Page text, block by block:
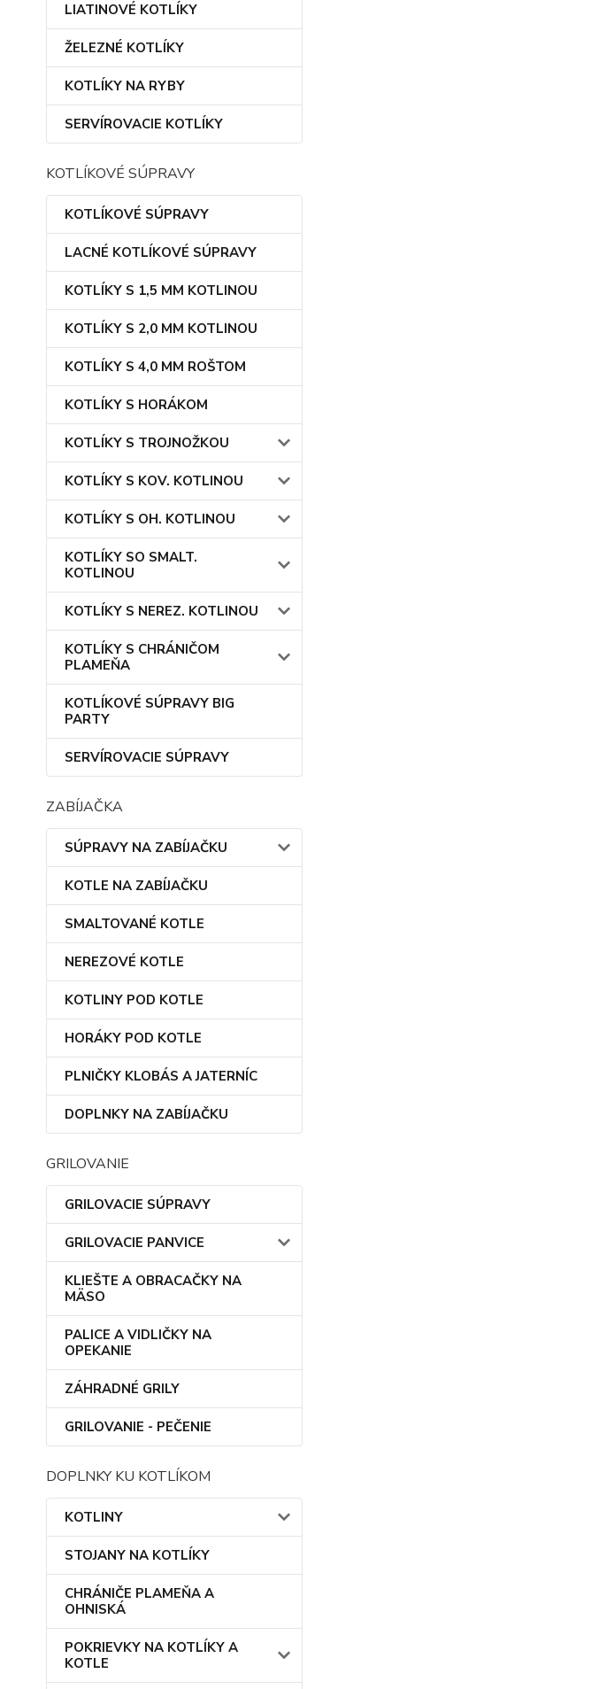
LIATINOVÉ KOTLÍKY
ŽELEZNÉ KOTLÍKY
KOTLÍKY NA RYBY
SERVÍROVACIE KOTLÍKY
KOTLÍKOVÉ SÚPRAVY
KOTLÍKOVÉ SÚPRAVY
LACNÉ KOTLÍKOVÉ SÚPRAVY
KOTLÍKY S 1,5 MM KOTLINOU
KOTLÍKY S 2,0 MM KOTLINOU
KOTLÍKY S 4,0 MM ROŠTOM
KOTLÍKY S HORÁKOM
KOTLÍKY S TROJNOŽKOU
KOTLÍKY S KOV. KOTLINOU
KOTLÍKY S OH. KOTLINOU
KOTLÍKY SO SMALT.
KOTLINOU
KOTLÍKY S NEREZ. KOTLINOU
KOTLÍKY S CHRÁNIČOM
PLAMEŇA
KOTLÍKOVÉ SÚPRAVY BIG
PARTY
SERVÍROVACIE SÚPRAVY
ZABÍJAČKA
SÚPRAVY NA ZABÍJAČKU
KOTLE NA ZABÍJAČKU
SMALTOVANÉ KOTLE
NEREZOVÉ KOTLE
KOTLINY POD KOTLE
HORÁKY POD KOTLE
PLNIČKY KLOBÁS A JATERNÍC
DOPLNKY NA ZABÍJAČKU
GRILOVANIE
GRILOVACIE SÚPRAVY
GRILOVACIE PANVICE
KLIEŠTE A OBRACAČKY NA
MÄSO
PALICE A VIDLIČKY NA
OPEKANIE
ZÁHRADNÉ GRILY
GRILOVANIE - PEČENIE
DOPLNKY KU KOTLÍKOM
KOTLINY
STOJANY NA KOTLÍKY
CHRÁNIČE PLAMEŇA A
OHNISKÁ
POKRIEVKY NA KOTLÍKY A
KOTLE